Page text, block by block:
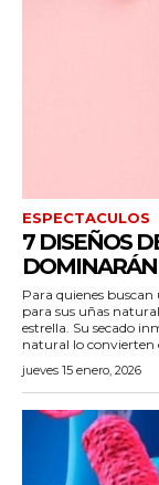
ESPECTACULOS
7 DISEÑOS
Para quienes
para sus uñas
estrella. Su secado
natural lo convierten
jueves 15 enero, 2026